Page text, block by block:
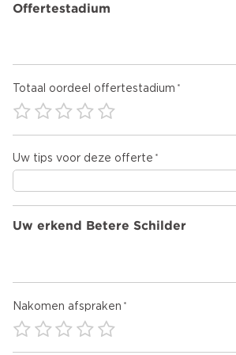
Offertestadium
Totaal oordeel offertestadium
Uw tips voor deze offerte
Uw erkend Betere Schilder
Nakomen afspraken